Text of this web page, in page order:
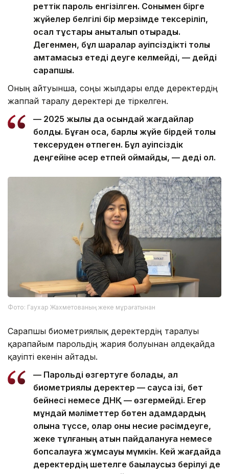
реттік пароль енгізілген. Сонымен бірге
жүйелер белгілі бір мерзімде тексеріліп,
осал тұстары анықталып отырады.
Дегенмен, бұл шаралар қауіпсіздікті толық
қамтамасыз етеді деуге келмейді, — дейді
сарапшы.
Оның айтуынша, соңғы жылдары елде деректердің
жаппай таралу деректері де тіркелген.
— 2025 жылы да осындай жағдайлар
болды. Бұған қоса, барлық жүйе бірдей толық
тексеруден өтпеген. Бұл қауіпсіздік
деңгейіне әсер етпей қоймайды, — деді ол.
Фото: Гаухар Жахметованың жеке мұрағатынан
Сарапшы биометриялық деректердің таралуы
қарапайым парольдің жария болуынан әлдеқайда
қауіпті екенін айтады.
— Парольді өзгертуге болады, ал
биометриялық деректер — саусақ ізі, бет
бейнесі немесе ДНҚ — өзгермейді. Егер
мұндай мәліметтер бөтен адамдардың
қолына түссе, олар оны несие рәсімдеуге,
жеке тұлғаның атын пайдалануға немесе
бопсалауға жұмсауы мүмкін. Кей жағдайда
деректердің шетелге бақылаусыз берілуі де